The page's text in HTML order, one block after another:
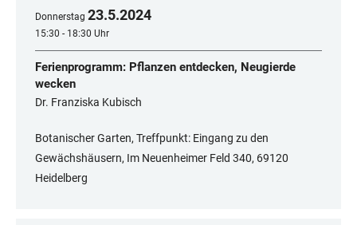
Donnerstag 23.5.2024
15:30 - 18:30 Uhr
Ferienprogramm: Pflanzen entdecken, Neugierde
wecken
Dr. Franziska Kubisch
Botanischer Garten, Treffpunkt: Eingang zu den
Gewächshäusern, Im Neuenheimer Feld 340, 69120
Heidelberg